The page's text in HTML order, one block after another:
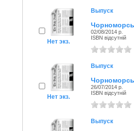
Нет экз.
Выпуск
02/08/2014 р.
ISBN відсутній
Нет экз.
Выпуск
26/07/2014 р.
ISBN відсутній
Выпуск